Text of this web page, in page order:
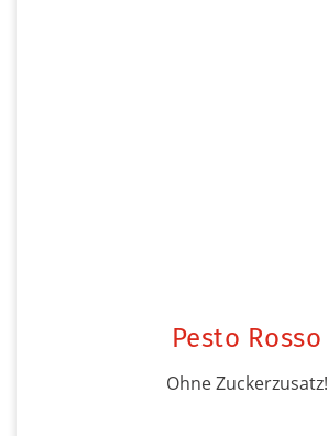
Pesto Rosso
Ohne Zuckerzusatz!